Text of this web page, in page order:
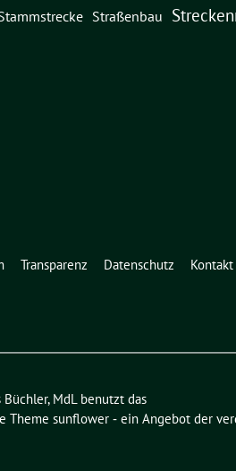
Straßenbau
Transparenz Datenschutz Kontakt
Büchler, MdL benutzt das
Theme sunflower ‐ ein Angebot der